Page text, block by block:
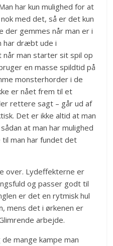
har kun mulighed for at
med det, så er det kun
der gemmes når man er i
har dræbt ude i
man starter sit spil op
en masse spildtid på
monsterhorder i de
er nået frem til et
rettere sagt – går ud af
Det er ikke altid at man
at man har mulighed
man har fundet det
over. Lydeffekterne er
og passer godt til
er det en rytmisk hul
mens det i ørkenen er
arbejde.
mange kampe man